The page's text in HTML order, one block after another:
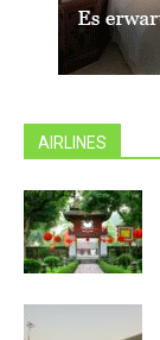
AIRLINES